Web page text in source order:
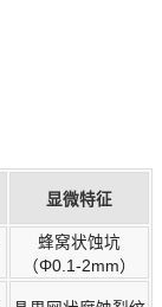
显微特征
蜂窝状蚀坑
（Φ0.1-2mm）